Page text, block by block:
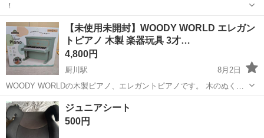
！
岩手 北上市 北上駅 ベビー用品
【未使用未開封】WOODY WORLD エレガン
トピアノ 木製 楽器玩具 3才…
4,800円
厨川駅
8月2日
WOODY WORLDの木製ピアノ、エレガントピアノです。 木のぬくも
りを感じられる優しい音色の楽器玩具で、お子様の知育やリズム遊び
に最適です。 対象年齢は3才以上となっております。 パッケージに入
った状態の未使用品です。 ...
岩手 盛岡市 キッズ用品
ジュニアシート
500円